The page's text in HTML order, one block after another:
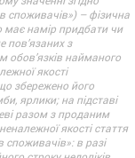
споживачів») – фізична
має намір придбати чи
пов’язаних з
обов’язків найманого
якості
збережено його
ярлики; на підставі
разом з проданим
якості стаття
споживачів»: в разі